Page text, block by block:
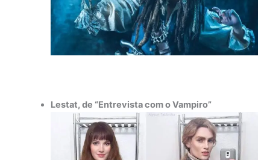
Lestat, de “Entrevista com o Vampiro”